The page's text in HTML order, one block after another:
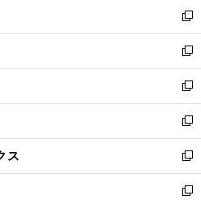
く
で
開
く
ド
ウ
で
開
く
ィ
ン
ド
ウ
で
開
く
い
ウ
ィ
ン
ド
ウ
で
開
く
新
し
い
ウ
ィ
ン
ド
ウ
で
開
く
新
し
い
ウ
ィ
ン
ド
ウ
で
新
し
い
ウ
ィ
ン
ド
新
し
い
ウ
ィ
ス
新
し
い
新